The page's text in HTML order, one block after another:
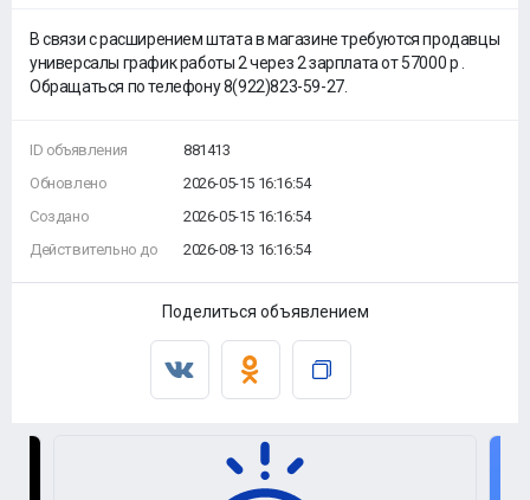
В связи с расширением штата в магазине требуются продавцы
универсалы график работы 2 через 2 зарплата от 57000 р .
Обращаться по телефону 8(922)823-59-27.
ID объявления
Обновлено
Создано
Действительно до
881413
2026-05-15 16:16:54
2026-05-15 16:16:54
2026-08-13 16:16:54
Поделиться объявлением